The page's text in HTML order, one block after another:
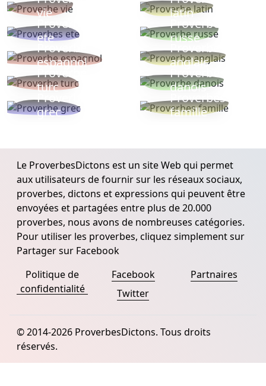
vie
latin
Proverbes
ete
Proverbe
russe
Proverbe
espagnol
Proverbe
anglais
Proverbe
turc
Proverbe
danois
Proverbe
grec
Proverbes
famille
Le ProverbesDictons est un site Web qui permet
aux utilisateurs de fournir sur les réseaux sociaux,
proverbes, dictons et expressions qui peuvent être
envoyées et partagées entre plus de 20.000
proverbes, nous avons de nombreuses catégories.
Pour utiliser les proverbes, cliquez simplement sur
Partager sur Facebook
Politique de
confidentialité
Facebook
Twitter
Partnaires
© 2014-2026 ProverbesDictons. Tous droits
réservés.